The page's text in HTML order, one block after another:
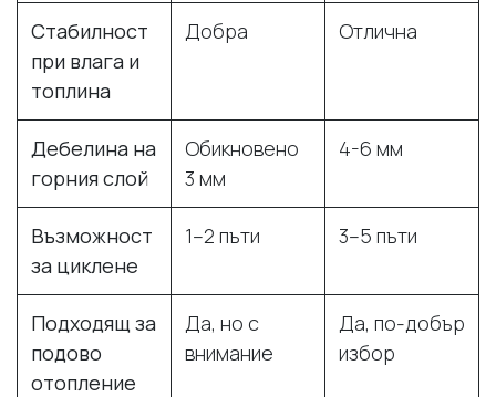
Стабилност
при влага и
топлина
Добра Отлична
Дебелина на
горния слой
Обикновено
3 мм
4-6 мм
Възможност
за циклене
1–2 пъти 3–5 пъти
Подходящ за
подово
отопление
Да, но с
внимание
Да, по-добър
избор